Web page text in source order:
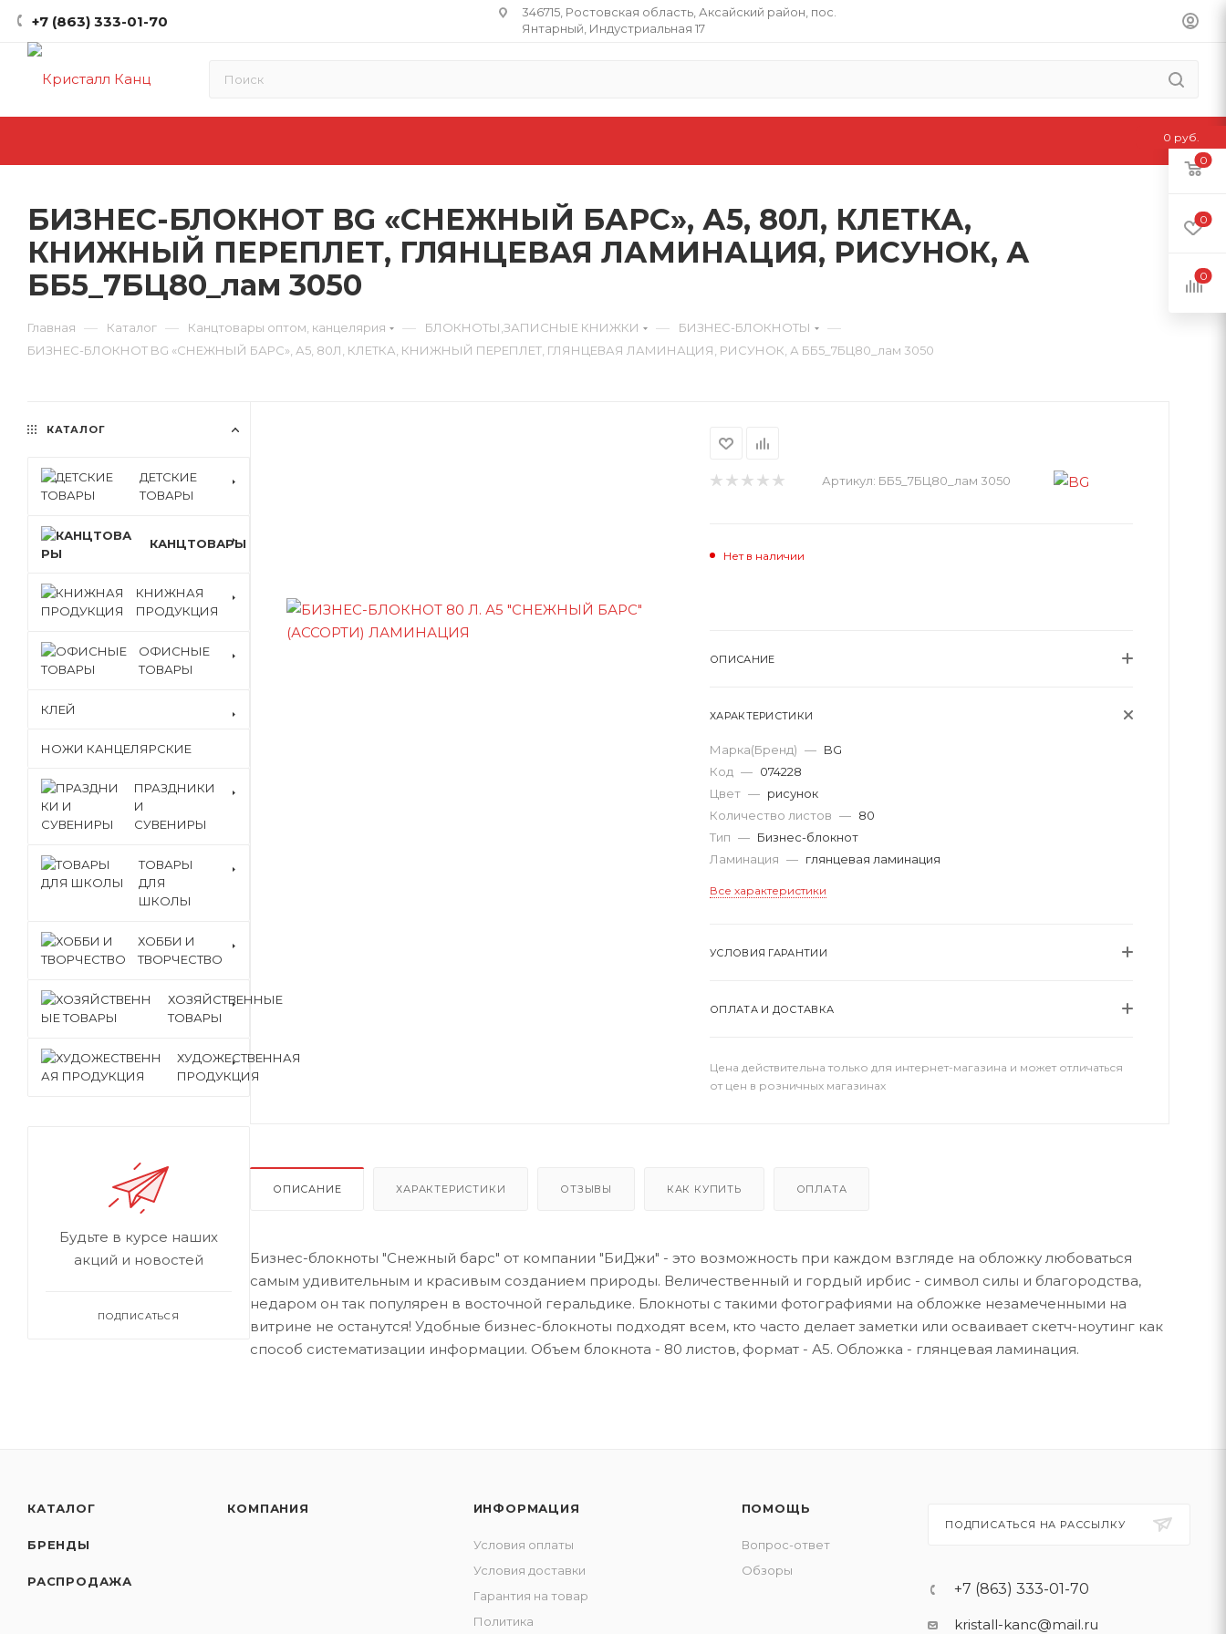
+7 (863) 333-01-70
346715, Ростовская область​, Аксайский район, пос.
Янтарный, Индустриальная 17
БИЗНЕС-БЛОКНОТ BG «СНЕЖНЫЙ БАРС», А5, 80Л, КЛЕТКА,
КНИЖНЫЙ ПЕРЕПЛЕТ, ГЛЯНЦЕВАЯ ЛАМИНАЦИЯ, РИСУНОК, А
ББ5_7БЦ80_лам 3050
Главная — Каталог — Канцтовары оптом, канцелярия — БЛОКНОТЫ,ЗАПИСНЫЕ КНИЖКИ — БИЗНЕС-БЛОКНОТЫ —
БИЗНЕС-БЛОКНОТ BG «СНЕЖНЫЙ БАРС», А5, 80Л, КЛЕТКА, КНИЖНЫЙ ПЕРЕПЛЕТ, ГЛЯНЦЕВАЯ ЛАМИНАЦИЯ, РИСУНОК, А ББ5_7БЦ80_лам 3050
Артикул: ББ5_7БЦ80_лам 3050
Нет в наличии
ОПИСАНИЕ
ХАРАКТЕРИСТИКИ
Марка(Бренд) — BG
Код — 074228
Цвет — рисунок
Количество листов — 80
Тип — Бизнес-блокнот
Ламинация — глянцевая ламинация
Все характеристики
УСЛОВИЯ ГАРАНТИИ
ОПЛАТА И ДОСТАВКА
Цена действительна только для интернет-магазина и может отличаться
от цен в розничных магазинах
ОПИСАНИЕ ХАРАКТЕРИСТИКИ ОТЗЫВЫ КАК КУПИТЬ ОПЛАТА
Бизнес-блокноты "Снежный барс" от компании "БиДжи" - это возможность при каждом взгляде на обложку любоваться
самым удивительным и красивым созданием природы. Величественный и гордый ирбис - символ силы и благородства,
недаром он так популярен в восточной геральдике. Блокноты с такими фотографиями на обложке незамеченными на
витрине не останутся! Удобные бизнес-блокноты подходят всем, кто часто делает заметки или осваивает скетч-ноутинг как
способ систематизации информации. Объем блокнота - 80 листов, формат - А5. Обложка - глянцевая ламинация.
КАТАЛОГ
ДЕТСКИЕ
ТОВАРЫ
КАНЦТОВАРЫ
КНИЖНАЯ
ПРОДУКЦИЯ
ОФИСНЫЕ
ТОВАРЫ
КЛЕЙ
НОЖИ КАНЦЕЛЯРСКИЕ
ПРАЗДНИКИ
И
СУВЕНИРЫ
ТОВАРЫ
ДЛЯ
ШКОЛЫ
ХОББИ И
ТВОРЧЕСТВО
ХОЗЯЙСТВЕННЫЕ
ТОВАРЫ
ХУДОЖЕСТВЕННАЯ
ПРОДУКЦИЯ
Будьте в курсе наших
акций и новостей
ПОДПИСАТЬСЯ
КАТАЛОГ
БРЕНДЫ
РАСПРОДАЖА
КОМПАНИЯ ИНФОРМАЦИЯ
Условия оплаты
Условия доставки
Гарантия на товар
Политика
ПОМОЩЬ
Вопрос-ответ
Обзоры
ПОДПИСАТЬСЯ НА РАССЫЛКУ
+7 (863) 333-01-70
kristall-kanc@mail.ru
0
0
0
0 руб.